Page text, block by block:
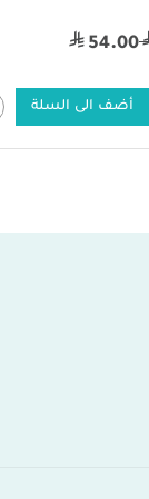
14.00
5.00
أضف الى